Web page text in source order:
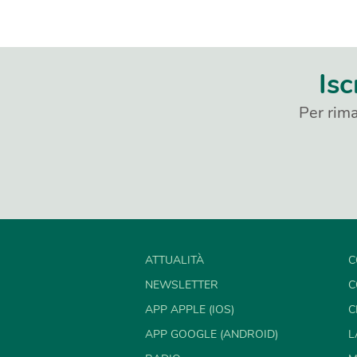
Per
ATTUALITÀ
NEWSLETTER
APP APPLE (IOS)
APP GOOGLE (ANDROID)